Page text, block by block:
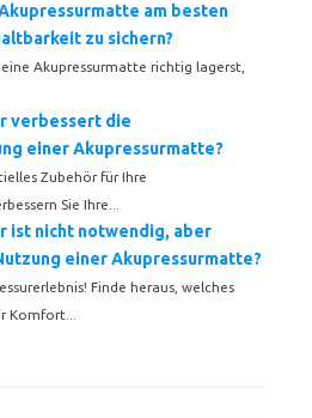
am besten
zu sichern?
Akupressurmatte richtig lagerst,
verbessert die
einer Akupressurmatte?
Zubehör für Ihre
Sie Ihre...
ist nicht notwendig, aber
einer Akupressurmatte?
Finde heraus, welches
Komfort...